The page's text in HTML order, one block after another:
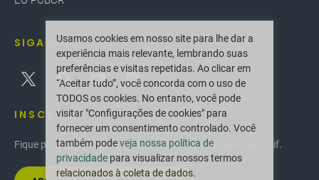
SIGA-NOS
INSCREVER-SE
Fique por dentro das últimas inovações e novidades da Greif.
Usamos cookies em nosso site para lhe dar a
experiência mais relevante, lembrando suas
preferências e visitas repetidas. Ao clicar em
“Aceitar tudo”, você concorda com o uso de
TODOS os cookies. No entanto, você pode
visitar "Configurações de cookies" para
fornecer um consentimento controlado. Você
também podeveja nossa política de
privacidade para visualizar nossos termos
relacionados à coleta de dados.